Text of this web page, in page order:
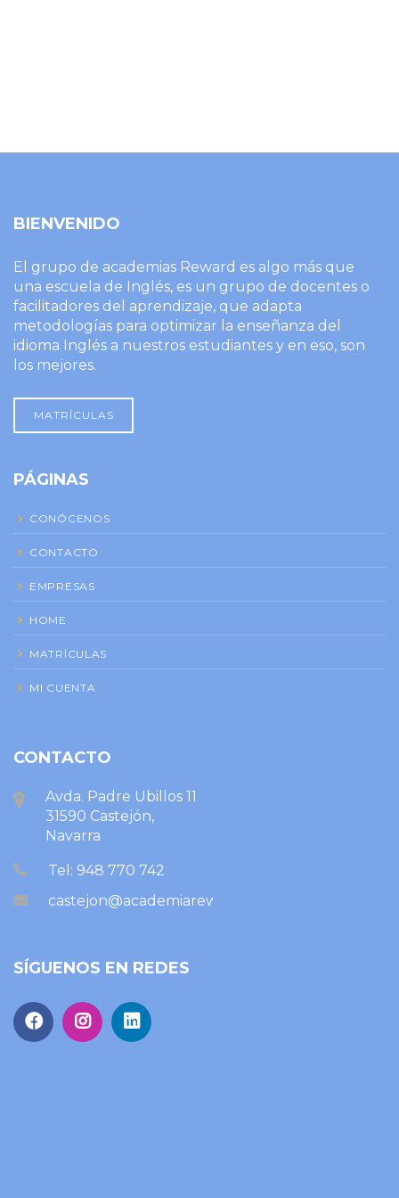
BIENVENIDO
El grupo de academias Reward es algo más que
una escuela de Inglés, es un grupo de docentes o
facilitadores del aprendizaje, que adapta
metodologías para optimizar la enseñanza del
idioma Inglés a nuestros estudiantes y en eso, son
los mejores.
MATRÍCULAS
PÁGINAS
CONÓCENOS
CONTACTO
EMPRESAS
HOME
MATRÍCULAS
MI CUENTA
CONTACTO
Avda. Padre Ubillos 11
31590 Castejón,
Navarra
Tel: 948 770 742
castejon@academiareward.com
SÍGUENOS EN REDES